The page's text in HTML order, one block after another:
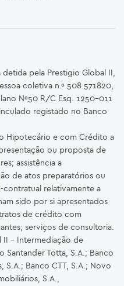
pela Prestigio Global II,
coletiva n.º 508 571820,
Nº50 R/C Esq. 1250-011
registado no Banco
Hipotecário e com Crédito a
ou proposta de
assistência a
de atos preparatórios ou
relativamente a
sido por si apresentados
de crédito com
serviços de consultoria.
II – Intermediação de
Santander Totta, S.A.; Banco
S.A.; Banco CTT, S.A.; Novo
S.A.,